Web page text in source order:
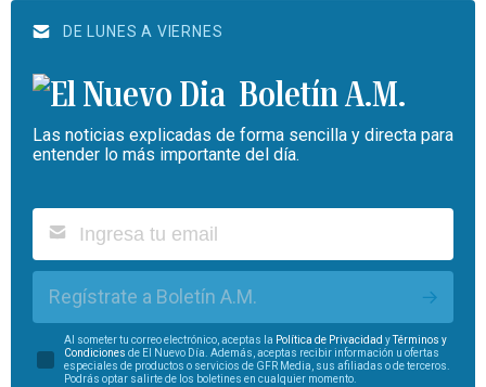
DE LUNES A VIERNES
Boletín A.M.
Las noticias explicadas de forma sencilla y directa para
entender lo más importante del día.
Regístrate a Boletín A.M.
Al someter tu correo electrónico, aceptas la Política de Privacidad yTérminos y
Condiciones de El Nuevo Día. Además, aceptas recibir información u ofertas
especiales de productos o servicios de GFR Media, sus afiliadas o de terceros.
Podrás optar salirte de los boletines en cualquier momento.